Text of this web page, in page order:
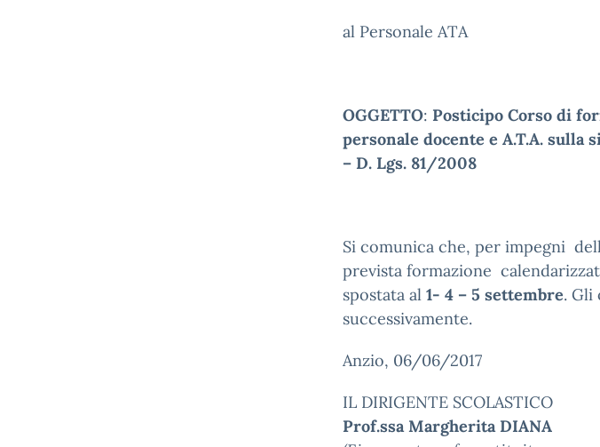
al Personale ATA
OGGETTO: Posticipo Corso di
personale docente e A.T.A.
– D. Lgs. 81/2008
Si comunica che, per impegni
prevista formazione
spostata al 1- 4 – 5 settembre. Gli
successivamente.
Anzio, 06/06/2017
IL DIRIGENTE SCOLASTICO
Prof.ssa Margherita DIANA